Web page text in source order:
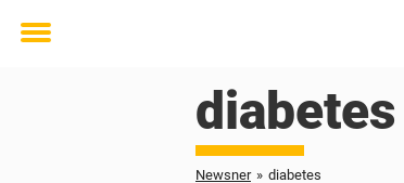
Toggle
diabetes
Newsner » diabetes